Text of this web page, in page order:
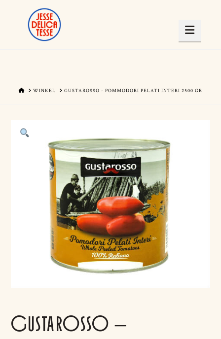
HOMEWINKEL GUSTAROSSO - POMMODORI PELATI INTERI 2500 GR
GUSTAROSSO –